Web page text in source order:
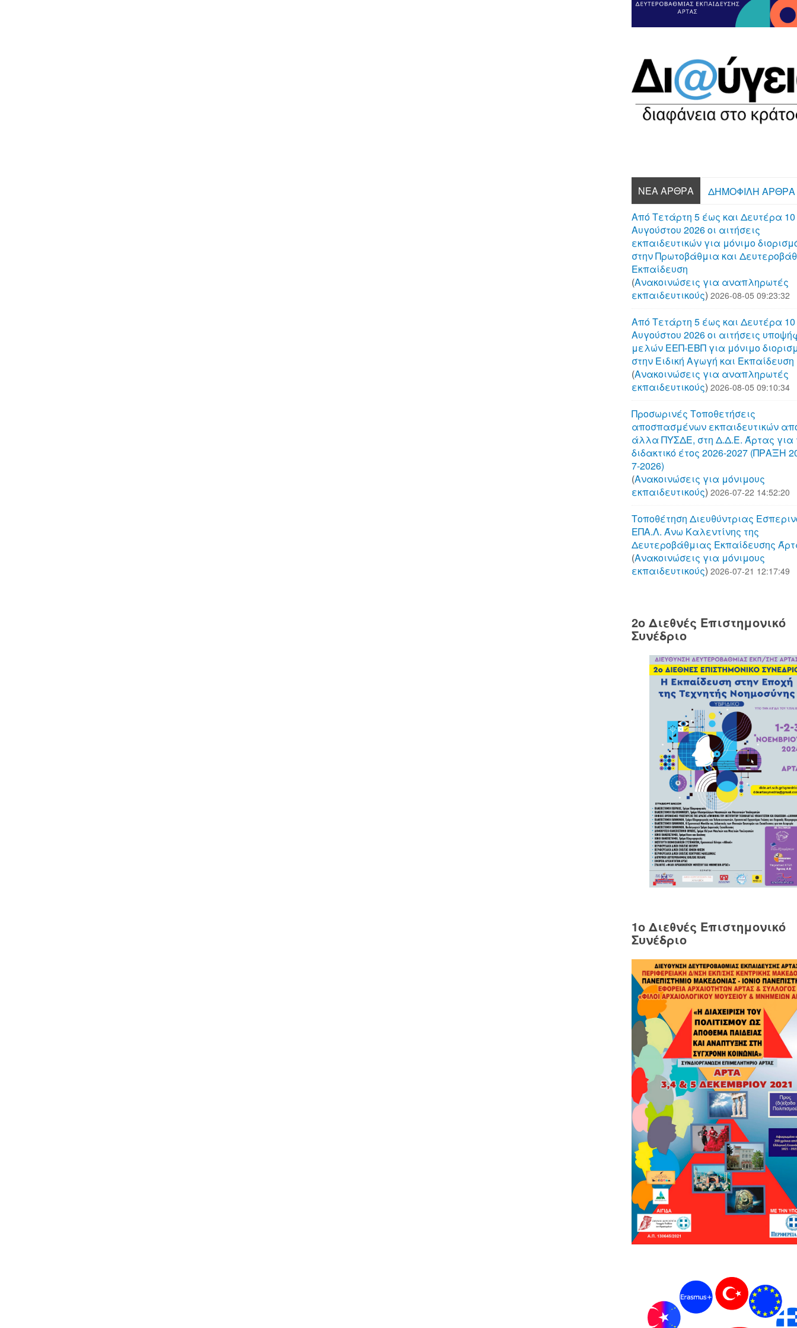
ΝΈΑ ΆΡΘΡΑ
ΔΗΜΟΦΙΛΉ ΆΡΘΡΑ
Από Τετάρτη 5 έως και Δευτέρα 10
Αυγούστου 2026 οι αιτήσεις
εκπαιδευτικών για μόνιμο
στην Πρωτοβάθμια και
Εκπαίδευση
(Aνακοινώσεις για αναπληρωτές
εκπαιδευτικούς) 2026-08-05 09:23:32
Από Τετάρτη 5 έως και Δευτέρα 10
Αυγούστου 2026 οι αιτήσεις
μελών ΕΕΠ-ΕΒΠ για μόνιμο
στην Ειδική Αγωγή και Εκπαίδευση
(Aνακοινώσεις για αναπληρωτές
εκπαιδευτικούς) 2026-08-05 09:10:34
Προσωρινές Τοποθετήσεις
αποσπασμένων εκπαιδευτικών
άλλα ΠΥΣΔΕ, στη Δ.Δ.Ε. Άρτας για
διδακτικό έτος 2026-2027 (ΠΡΑΞΗ
7-2026)
(Aνακοινώσεις για μόνιμους
εκπαιδευτικούς) 2026-07-22 14:52:20
Τοποθέτηση Διευθύντριας
ΕΠΑ.Λ. Άνω Καλεντίνης της
Δευτεροβάθμιας Εκπαίδευσης
(Aνακοινώσεις για μόνιμους
εκπαιδευτικούς) 2026-07-21 12:17:49
2o Διεθνές Επιστημονικό
Συνέδριο
1o Διεθνές Επιστημονικό
Συνέδριο